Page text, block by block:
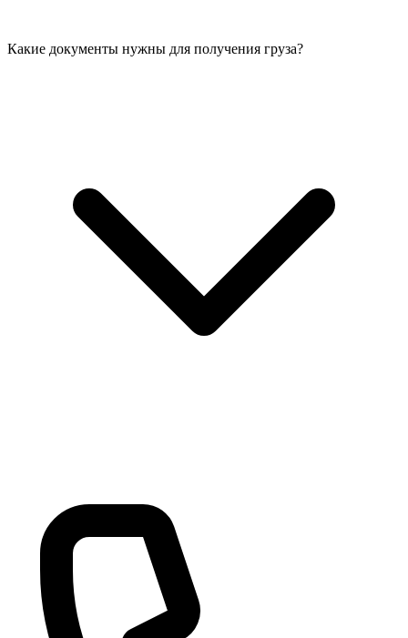
Какие документы нужны для получения груза?